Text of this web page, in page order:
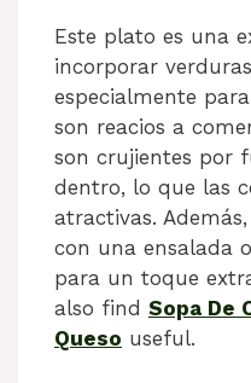
Este plato es una
incorporar
especialmente
son reacios a
son crujientes por
dentro, lo que las
atractivas.
con una ensalada
para un toque
also find Sopa De
Queso useful.